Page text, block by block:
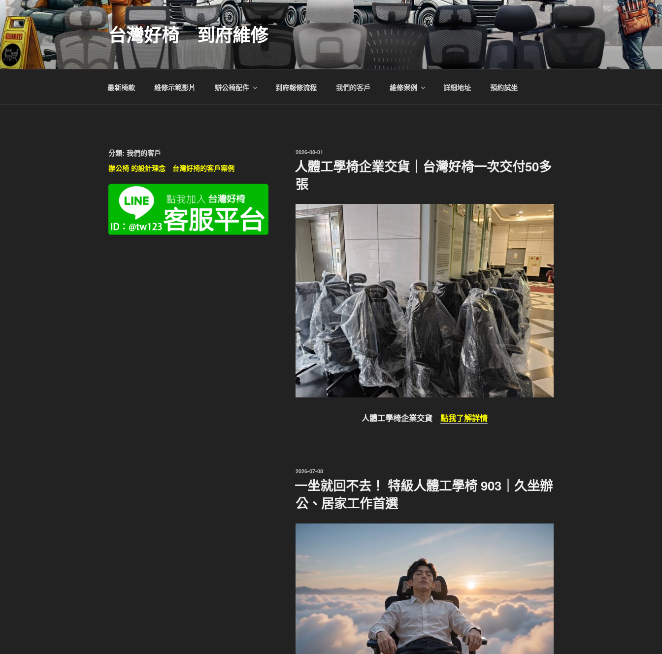
跳
至
主
要
內
容
台灣好椅 到府維修
最新椅款 維修示範影片 辦公椅配件 到府報修流程 我們的客戶 維修案例 詳細地址 預約試坐
分類: 我們的客戶
辦公椅 的設計理念 台灣好椅的客戶案例
發
佈
於
2026-08-01
人體工學椅企業交貨｜台灣好椅一次交付50多
張
人體工學椅企業交貨 點我了解詳情
發
於
2026-07-08
一坐就回不去！ 特級人體工學椅 903｜久坐辦
公、居家工作首選